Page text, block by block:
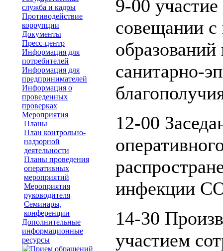
служба и кадры
Противодействие
коррупции
Документы
Пресс-центр
Информация для
потребителей
Информация для
предпринимателей
Информация о
проведенных
проверках
Мероприятия
Планы
План контрольно-
надзорной
деятельности
Планы проведения
оперативных
мероприятий
Мероприятия
руководителя
Семинары,
конференции
Дополнительные
информационные
ресурсы
9-00
совещании
санитарно-
12-00
инфекции
14-30
участием